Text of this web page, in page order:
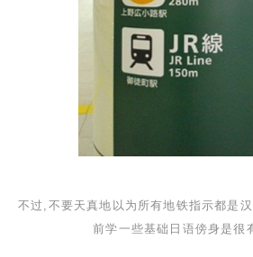
不过,不要天真地以为所有地铁指示都是
前学一些基础日语傍身是很